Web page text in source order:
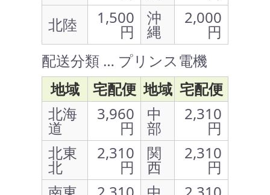
北陸
1,500
円
沖
縄
2,000
円
配送分類 … プリンス電機
地域
宅配便 地域 宅配便
北海
道
3,960
円
中
部
2,310
円
北東
北
2,310
円
関
西
2,310
円